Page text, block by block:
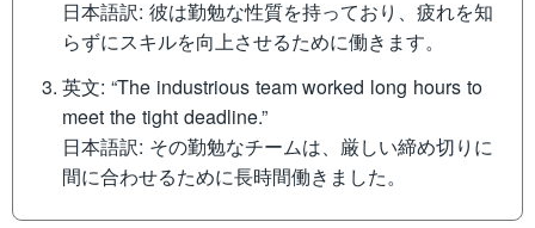
日本語訳: 彼は勤勉な性質を持っており、疲れを知
らずにスキルを向上させるために働きます。
英文: “The industrious team worked long hours to
meet the tight deadline.”
日本語訳: その勤勉なチームは、厳しい締め切りに
間に合わせるために長時間働きました。